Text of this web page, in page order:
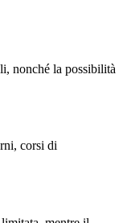
nonché la possibilità
corsi di